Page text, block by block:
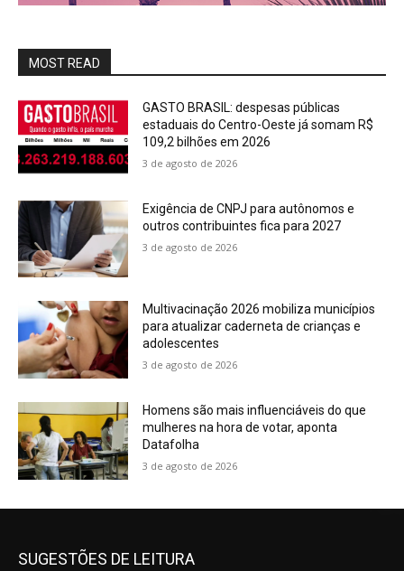
MOST READ
GASTO BRASIL: despesas públicas
estaduais do Centro-Oeste já somam R$
109,2 bilhões em 2026
3 de agosto de 2026
Exigência de CNPJ para autônomos e
outros contribuintes fica para 2027
3 de agosto de 2026
Multivacinação 2026 mobiliza municípios
para atualizar caderneta de crianças e
adolescentes
3 de agosto de 2026
Homens são mais influenciáveis do que
mulheres na hora de votar, aponta
Datafolha
3 de agosto de 2026
SUGESTÕES DE LEITURA